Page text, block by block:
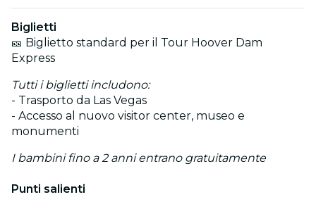
Biglietti
🎫 Biglietto standard per il Tour Hoover Dam
Express
Tutti i biglietti includono:
- Trasporto da Las Vegas
- Accesso al nuovo visitor center, museo e
monumenti
I bambini fino a 2 anni entrano gratuitamente
Punti salienti